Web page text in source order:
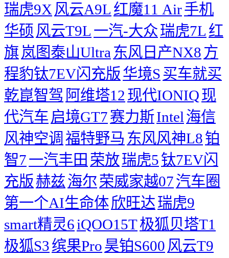
瑞虎9X 风云A9L 红魔11 Air手机
华硕 风云T9L 一汽-大众瑞虎7L 红
旗 岚图泰山Ultra 东风日产NX8 方
程豹钛7EV闪充版华境S 买车就买
乾崑智驾 阿维塔12 现代IONIQ现
代汽车 启境GT7赛力斯Intel 海信
风神空调 福特野马 东风风神L8铂
智7一汽丰田 荣放瑞虎5钛7EV闪
充版赫兹海尔荣威家越07汽车圈
第一个AI生命体欣旺达瑞虎9
smart精灵6iQOO15T极狐贝塔T1
极狐S3缤果Pro昊铂S600 风云T9